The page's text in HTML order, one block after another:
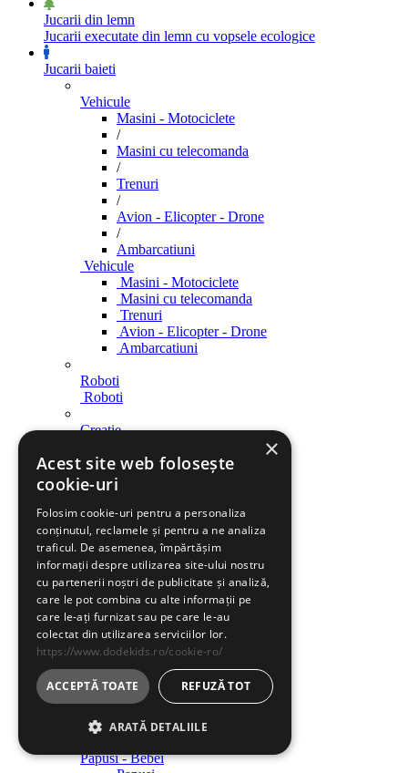
Jucarii din lemn
Jucarii executate din lemn cu vopsele ecologice
Jucarii baieti
Vehicule
Masini - Motociclete
/
Masini cu telecomanda
/
Trenuri
/
Avion - Elicopter - Drone
/
Ambarcatiuni
Vehicule
Masini - Motociclete
Masini cu telecomanda
Trenuri
Avion - Elicopter - Drone
Ambarcatiuni
Roboti
Roboti
Creatie
Indemanare
Indemanare
Arme
Arme
Parcari / Circuite
Parcari / Circuite
Jucarii rol
Jucarii rol
Diverse
Diverse
Jucarii fete
Papusi - Bebei
×
Acest site web folosește
cookie-uri
Folosim cookie-uri pentru a personaliza
conținutul, reclamele și pentru a ne analiza
traficul. De asemenea, împărtășim
informații despre utilizarea site-ului nostru
cu partenerii noștri de publicitate și analiză,
care le pot combina cu alte informații pe
care le-ați furnizat sau pe care le-au
colectat din utilizarea serviciilor lor.
https://www.dodekids.ro/cookie-ro/
ACCEPTĂ TOATE REFUZĂ TOT
ARATĂ DETALIILE